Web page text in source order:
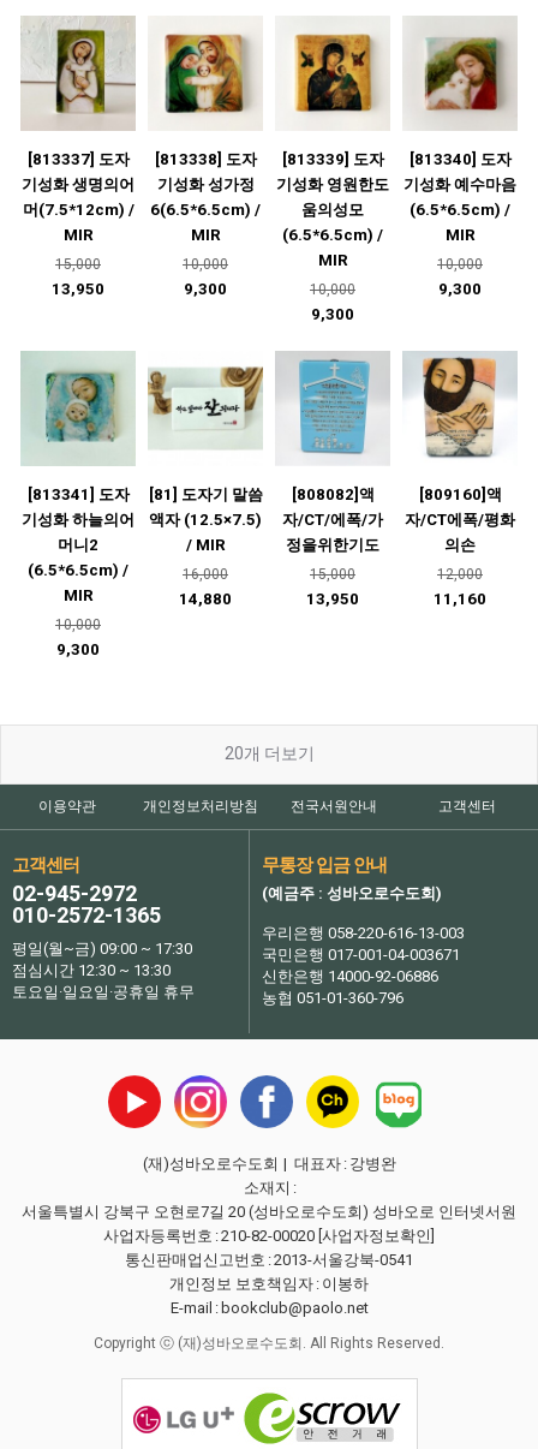
[813337] 도자
기성화 생명의어
머(7.5*12cm) /
MIR
15,000
13,950
[813338] 도자
기성화 성가정
6(6.5*6.5cm) /
MIR
10,000
9,300
[813339] 도자
기성화 영원한도
움의성모
(6.5*6.5cm) /
MIR
10,000
9,300
[813340] 도자
기성화 예수마음
(6.5*6.5cm) /
MIR
10,000
9,300
[813341] 도자
기성화 하늘의어
머니2
(6.5*6.5cm) /
MIR
10,000
9,300
[81] 도자기 말씀
액자 (12.5×7.5)
/ MIR
16,000
14,880
[808082]액
자/CT/에폭/가
정을위한기도
15,000
13,950
[809160]액
자/CT에폭/평화
의손
12,000
11,160
20개 더보기
이용약관 개인정보처리방침 전국서원안내 고객센터
고객센터
02-945-2972
010-2572-1365
평일(월~금) 09:00 ~ 17:30
점심시간 12:30 ~ 13:30
토요일·일요일·공휴일 휴무
무통장 입금 안내
(예금주 : 성바오로수도회)
우리은행 058-220-616-13-003
국민은행 017-001-04-003671
신한은행 14000-92-06886
농협 051-01-360-796
(재)성바오로수도회 | 대표자 : 강병완
소재지 :
서울특별시 강북구 오현로7길 20 (성바오로수도회) 성바오로 인터넷서원
사업자등록번호 :210-82-00020 [사업자정보확인]
통신판매업신고번호 :2013-서울강북-0541
개인정보 보호책임자 : 이봉하
E-mail : bookclub@paolo.net
Copyright ⓒ (재)성바오로수도회. All Rights Reserved.